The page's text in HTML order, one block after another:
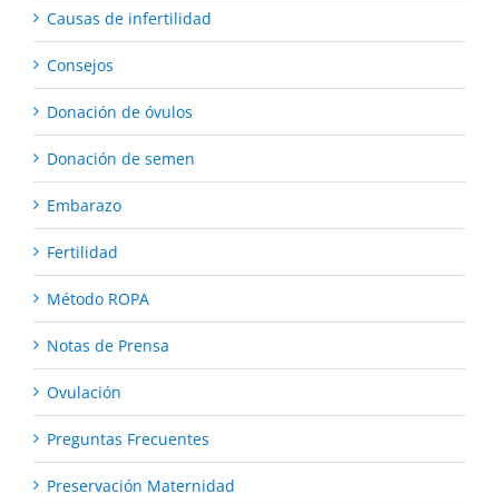
Causas de infertilidad
Consejos
Donación de óvulos
Donación de semen
Embarazo
Fertilidad
Método ROPA
Notas de Prensa
Ovulación
Preguntas Frecuentes
Preservación Maternidad